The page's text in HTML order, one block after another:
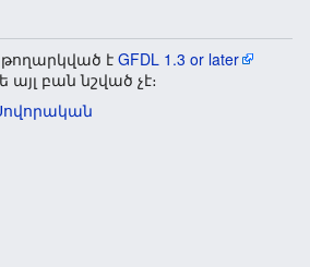
թողարկված է GFDL 1.3 or later
բան նշված չէ։